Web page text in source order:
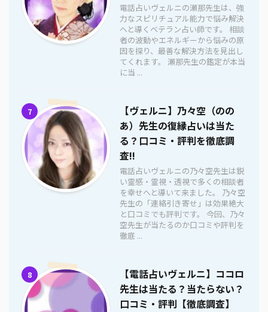
電話占いヴェルニの瀬那先生は、強
力なスピリチュアル能力で悩み解決
へと導くベテラン占い師です。 相談
者の波動やエネルギーから悩みの原
因を探り、最善な解決方法を見出し
てくれます。 瀬那先生の鑑定が本当
に当 ...
7
【ヴェルニ】乃々空（のの
あ）先生の復縁占いは当た
る？口コミ・評判を徹底調
査!!
電話占いヴェルニの乃々空先生は鋭
い霊感・霊視・透視で多くの相談者
を幸せへと導いて来ました。 乃々空
先生の「連絡引き寄せ」は効果絶大
と口コミでも評判です。 今回、乃々
空先生が当たるのか口コミや評判を
徹底 ...
8
【電話占いヴェルニ】ココロ
先生は当たる？当たらない？
口コミ・評判【徹底調査】